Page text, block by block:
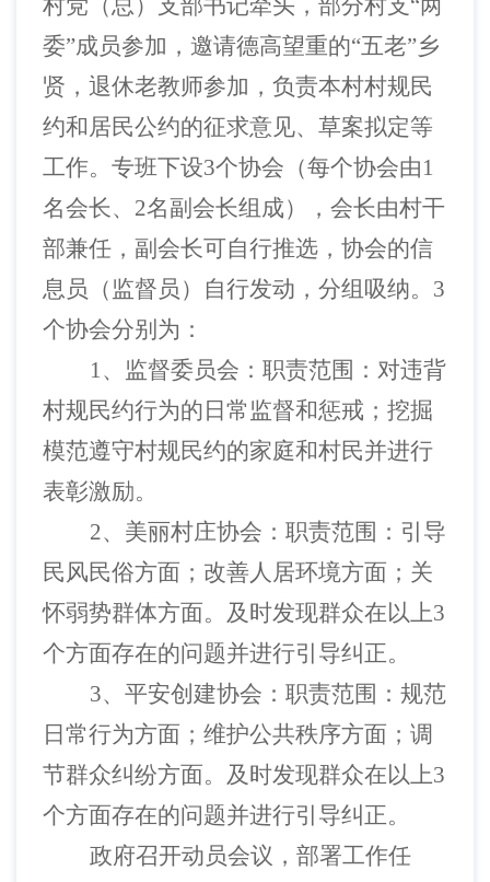
村党（总）支部书记牵头，部分村支 “两
委”成员参加，邀请德高望重的“五老”乡
贤，退休老教师参加，负责本村村规民
约和居民公约的征求意见、草案拟定等
工作。专班下设3个协会（每个协会由1
名会长、2名副会长组成），会长由村干
部兼任，副会长可自行推选，协会的信
息员（监督员）自行发动，分组吸纳。3
个协会分别为：
1、监督委员会：职责范围：对违背
村规民约行为的日常监督和惩戒；挖掘
模范遵守村规民约的家庭和村民并进行
表彰激励。
2、美丽村庄协会：职责范围：引导
民风民俗方面；改善人居环境方面；关
怀弱势群体方面。及时发现群众在以上3
个方面存在的问题并进行引导纠正。
3、平安创建协会：职责范围：规范
日常行为方面；维护公共秩序方面；调
节群众纠纷方面。及时发现群众在以上3
个方面存在的问题并进行引导纠正。
政府召开动员会议，部署工作任